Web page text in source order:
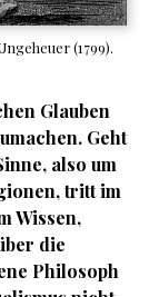
(1799).
Glauben
Geht
also um
tritt im
Wissen,
die
Philosoph